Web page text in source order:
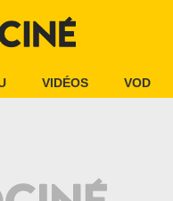
VIDÉOS VOD